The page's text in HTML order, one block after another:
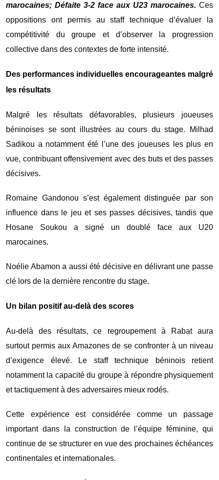
marocaines; Défaite 3-2 face aux U23 marocaines. Ces
oppositions ont permis au staff technique d’évaluer la
compétitivité du groupe et d’observer la progression
collective dans des contextes de forte intensité.
Des performances individuelles encourageantes malgré
les résultats
Malgré les résultats défavorables, plusieurs joueuses
béninoises se sont illustrées au cours du stage.
Milhad
Sadikou a notamment été l’une des joueuses les plus en
vue, contribuant offensivement avec des buts et des passes
décisives.
Romaine Gandonou s’est également distinguée par son
influence dans le jeu et ses passes décisives, tandis que
Hosane Soukou a signé un doublé face aux U20
marocaines.
Noélie Abamon a aussi été décisive en délivrant une passe
clé lors de la dernière rencontre du stage.
Un bilan positif au-delà des scores
Au-delà des résultats, ce regroupement à Rabat aura
surtout permis aux Amazones de se confronter à un niveau
d’exigence élevé. Le staff technique béninois retient
notamment la capacité du groupe à répondre physiquement
et tactiquement à des adversaires mieux rodés.
Cette expérience est considérée comme un passage
important dans la construction de l’équipe féminine, qui
continue de se structurer en vue des prochaines échéances
continentales et internationales.